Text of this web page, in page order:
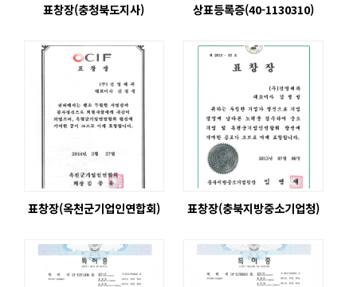
표창장(충청북도지사) 상표등록증(40-1130310)
표창장(옥천군기업인연합회) 표창장(충북지방중소기업청)